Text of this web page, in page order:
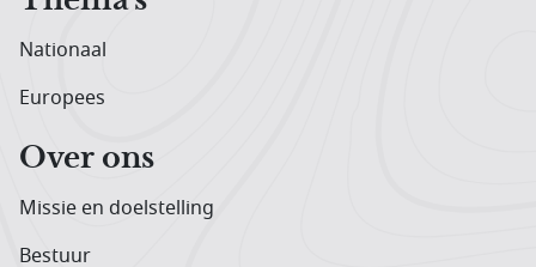
Nationaal
Europees
Over ons
Missie en doelstelling
Bestuur